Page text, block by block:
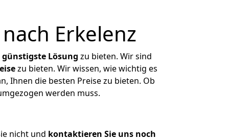
Erkelenz
günstigste Lösung zu bieten. Wir sind
zu bieten. Wir wissen, wie wichtig es
Ihnen die besten Preise zu bieten. Ob
werden muss.
nicht und kontaktieren Sie uns noch